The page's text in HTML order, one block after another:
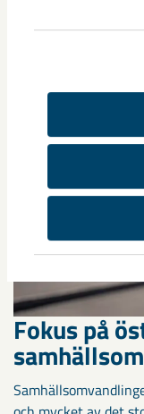
Anläggningen
Fokus på